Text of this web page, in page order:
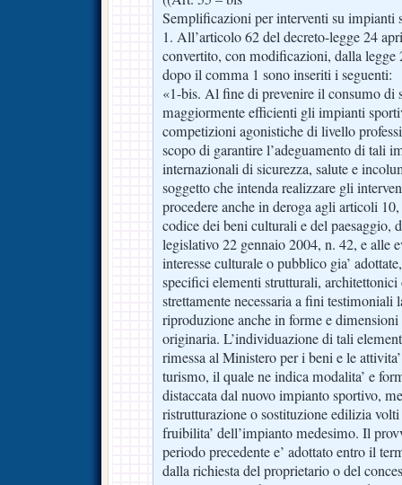
Semplificazioni per interventi su impianti
1. All’articolo 62 del decreto-legge 24
convertito, con modificazioni, dalla legge
dopo il comma 1 sono inseriti i seguenti:
«1-bis. Al fine di prevenire il consumo di
maggiormente efficienti gli impianti
competizioni agonistiche di livello
scopo di garantire l’adeguamento di tali
internazionali di sicurezza, salute e
soggetto che intenda realizzare gli
procedere anche in deroga agli articoli
codice dei beni culturali e del paesaggio,
legislativo 22 gennaio 2004, n. 42, e alle
interesse culturale o pubblico gia’
specifici elementi strutturali,
strettamente necessaria a fini testimoniali
riproduzione anche in forme e dimensioni
originaria. L’individuazione di tali
rimessa al Ministero per i beni e le
turismo, il quale ne indica modalita’ e
distaccata dal nuovo impianto sportivo,
ristrutturazione o sostituzione edilizia
fruibilita’ dell’impianto medesimo. Il
periodo precedente e’ adottato entro il
dalla richiesta del proprietario o del